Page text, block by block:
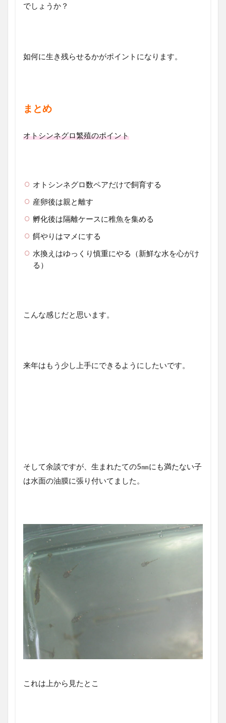
でしょうか？
如何に生き残らせるかがポイントになります。
まとめ
オトシンネグロ繁殖のポイント
オトシンネグロ数ペアだけで飼育する
産卵後は親と離す
孵化後は隔離ケースに稚魚を集める
餌やりはマメにする
水換えはゆっくり慎重にやる（新鮮な水を心がけ
る）
こんな感じだと思います。
来年はもう少し上手にできるようにしたいです。
そして余談ですが、生まれたての5㎜にも満たない子
は水面の油膜に張り付いてました。
これは上から見たとこ